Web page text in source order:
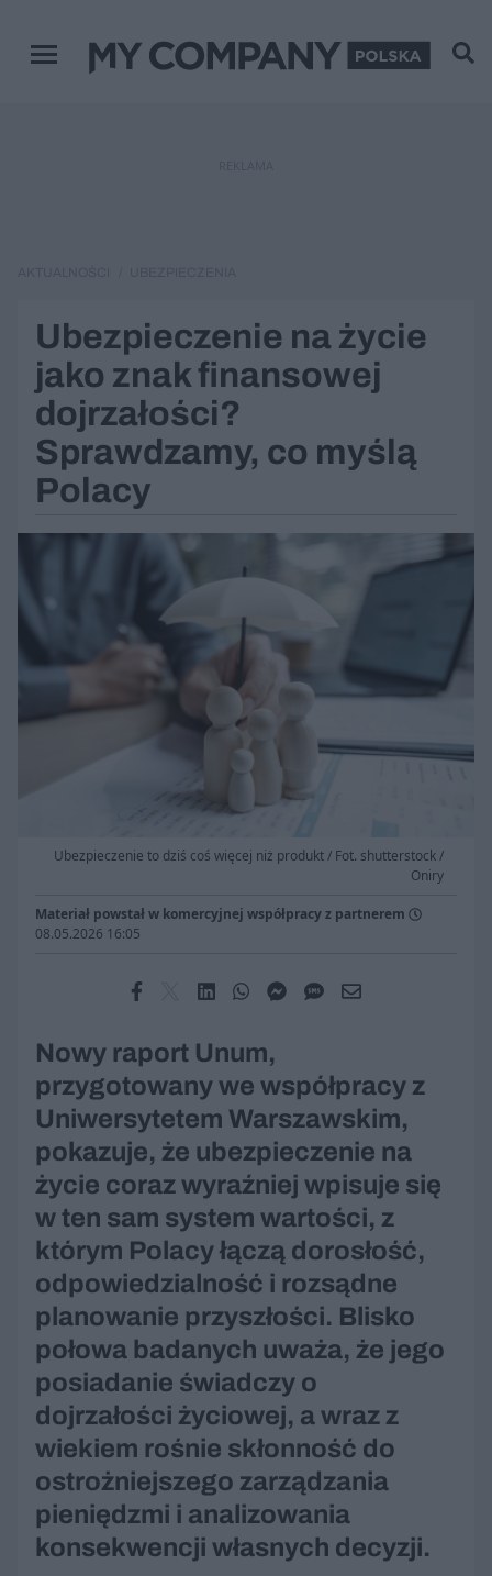
Menu główne
Ubezpieczenie na życie
jako znak finansowej
dojrzałości?
Sprawdzamy, co myślą
Polacy
Ubezpieczenie to dziś coś więcej niż produkt / Fot. shutterstock /
Oniry
Materiał powstał w komercyjnej współpracy z partnerem
08.05.2026 16:05
Nowy raport Unum,
przygotowany we współpracy z
Uniwersytetem Warszawskim,
pokazuje, że ubezpieczenie na
życie coraz wyraźniej wpisuje się
w ten sam system wartości, z
którym Polacy łączą dorosłość,
odpowiedzialność i rozsądne
planowanie przyszłości. Blisko
połowa badanych uważa, że jego
posiadanie świadczy o
dojrzałości życiowej, a wraz z
wiekiem rośnie skłonność do
ostrożniejszego zarządzania
pieniędzmi i analizowania
konsekwencji własnych decyzji.